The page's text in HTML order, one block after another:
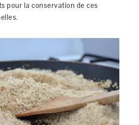
pour la conservation de ces